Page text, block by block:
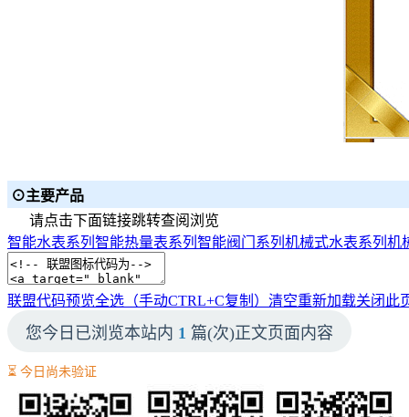
⊙主要产品
请点击下面链接跳转查阅浏览
智能水表系列 智能热量表系列 智能阀门系列 机械式水表系列 机
联盟代码预览全选（手动CTRL+C复制） 清空重新加载关闭此
您今日已浏览本站内 1 篇(次)正文页面内容
⏳ 今日尚未验证